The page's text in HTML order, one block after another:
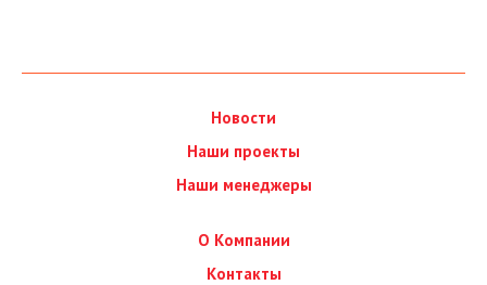
Новости
Наши проекты
Наши менеджеры
О Компании
Контакты